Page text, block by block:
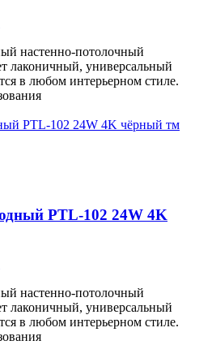
настенно-потолочный
лаконичный, универсальный
в любом интерьерном стиле.
PTL-102 24W 4K
настенно-потолочный
лаконичный, универсальный
в любом интерьерном стиле.